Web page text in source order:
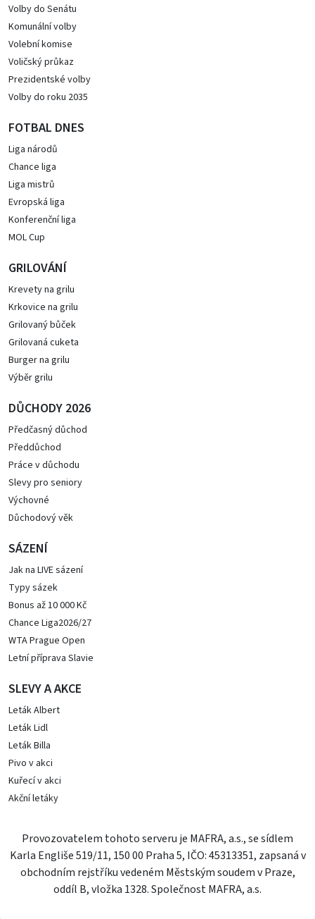
Volby do Senátu
Komunální volby
Volební komise
Voličský průkaz
Prezidentské volby
Volby do roku 2035
FOTBAL DNES
Liga národů
Chance liga
Liga mistrů
Evropská liga
Konferenční liga
MOL Cup
GRILOVÁNÍ
Krevety na grilu
Krkovice na grilu
Grilovaný bůček
Grilovaná cuketa
Burger na grilu
Výběr grilu
DŮCHODY 2026
Předčasný důchod
Předdůchod
Práce v důchodu
Slevy pro seniory
Výchovné
Důchodový věk
SÁZENÍ
Jak na LIVE sázení
Typy sázek
Bonus až 10 000 Kč
Chance Liga2026/27
WTA Prague Open
Letní příprava Slavie
SLEVY A AKCE
Leták Albert
Leták Lidl
Leták Billa
Pivo v akci
Kuřecí v akci
Akční letáky
Provozovatelem tohoto serveru je MAFRA, a.s., se sídlem
Karla Engliše 519/11, 150 00 Praha 5, IČO: 45313351, zapsaná v
obchodním rejstříku vedeném Městským soudem v Praze,
oddíl B, vložka 1328. Společnost MAFRA, a.s.